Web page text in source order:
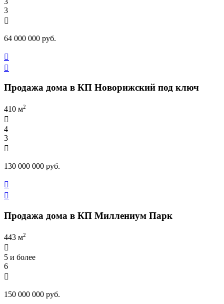
3

64 000 000 руб.


Продажа дома в КП Новорижский под ключ
410 м2

4
3

130 000 000 руб.


Продажа дома в КП Миллениум Парк
443 м2

5 и более
6

150 000 000 руб.